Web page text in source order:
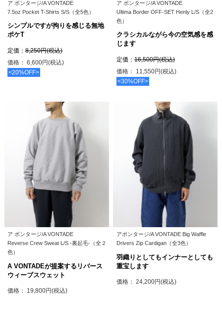
ア ボンタージ/A VONTADE
7.5oz Pocket T-Shirts S/S（全5色）
シンプルですが拘りを感じる無地
ポケT
定価：8,250円(税込)
価格： 6,600円(税込)
<20%OFF>
ア ボンタージ/A VONTADE
Ultima Border OFF-SET Henly L/S（全2
色）
クラシカルながら今の空気感を感
じます
定価：16,500円(税込)
価格： 11,550円(税込)
<30%OFF>
ア ボンタージ/A VONTADE
Reverse Crew Sweat L/S -裏起毛-（全２
色）
A VONTADEが提案するリバース
ウィーブスウェット
価格： 19,800円(税込)
アボンタージ/A VONTADE Big Waffle
Drivers Zip Cardigan（全3色）
羽織りとしてもインナーとしても
重宝します
価格： 24,200円(税込)